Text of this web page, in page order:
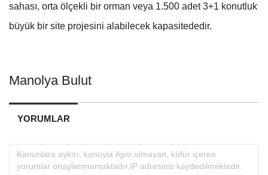
sahası, orta ölçekli bir orman veya 1.500 adet 3+1 konutluk
büyük bir site projesini alabilecek kapasitededir.
Manolya Bulut
YORUMLAR